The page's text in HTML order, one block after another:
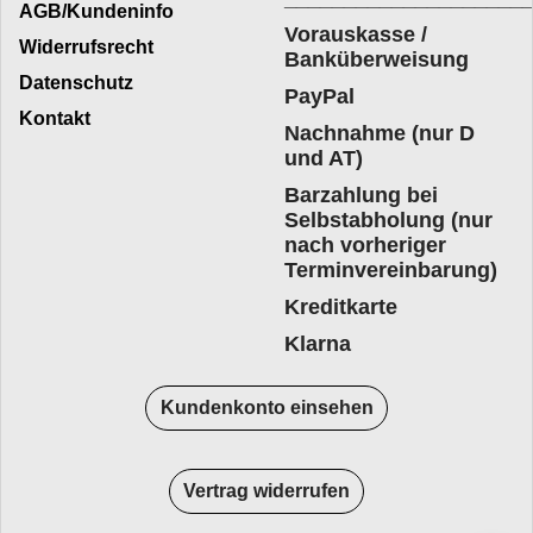
AGB/Kundeninfo
Widerrufsrecht
Datenschutz
Kontakt
Vorauskasse /
Banküberweisung
PayPal
Nachnahme (nur D
und AT)
Barzahlung bei
Selbstabholung (nur
nach vorheriger
Terminvereinbarung)
Kreditkarte
Klarna
Kundenkonto einsehen
Vertrag widerrufen